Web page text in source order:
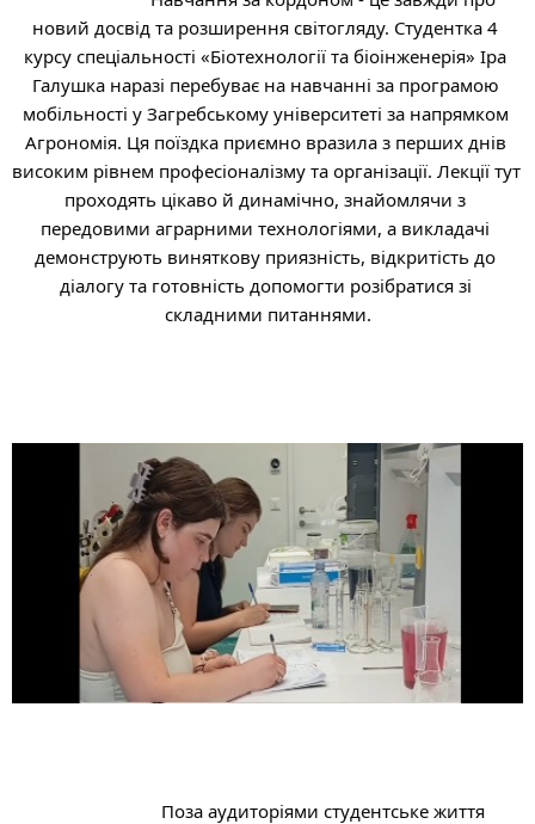
новий досвід та розширення світогляду. Студентка 4
курсу спеціальності «Біотехнології та біоінженерія» Іра
Галушка наразі перебуває на навчанні за програмою
мобільності у Загребському університеті за напрямком
Агрономія. Ця поїздка приємно вразила з перших днів
високим рівнем професіоналізму та організації. Лекції тут
проходять цікаво й динамічно, знайомлячи з
передовими аграрними технологіями, а викладачі
демонструють виняткову приязність, відкритість до
діалогу та готовність допомогти розібратися зі
складними питаннями.
Поза аудиторіями студентське життя